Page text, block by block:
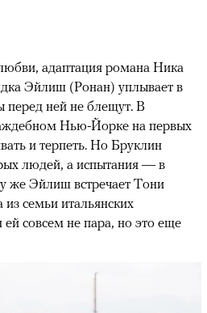
адаптация романа Ника
Эйлиш (Ронан) уплывает в
перед ней не блещут. В
Нью-Йорке на первых
и терпеть. Но Бруклин
людей, а испытания — в
же Эйлиш встречает Тони
семьи итальянских
ей совсем не пара, но это еще